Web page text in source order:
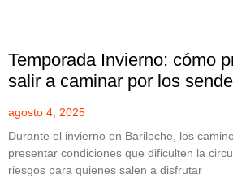
Temporada Invierno: cómo
salir a caminar por los
agosto 4, 2025
Durante el invierno en Bariloche, los
presentar condiciones que dificulten la
riesgos para quienes salen a disfrutar